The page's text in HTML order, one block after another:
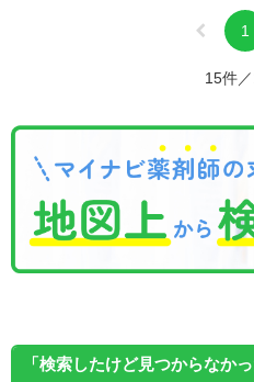
1
15件
「検索したけど見つからなかっ